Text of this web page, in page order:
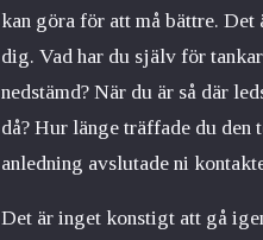
kan göra för att må bättre.
dig. Vad har du själv för
nedstämd? När du är så där
då? Hur länge träffade du den
anledning avslutade ni
Det är inget konstigt att gå